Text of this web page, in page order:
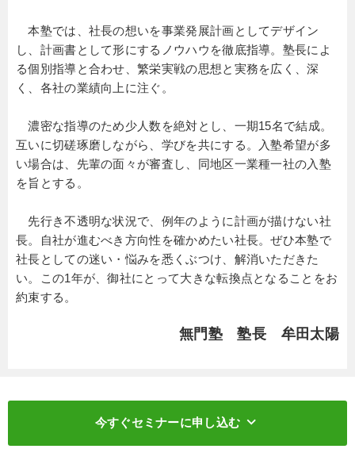
本塾では、社長の想いを事業発展計画としてデザイン
し、計画書として形にするノウハウを徹底指導。塾長によ
る個別指導と合わせ、繁栄実戦の思想と実務を広く、深
く、各社の業績向上に注ぐ。
濃密な指導のため少人数を絶対とし、一期15名で結成。
互いに切磋琢磨しながら、学びを共にする。入塾希望が多
い場合は、先輩の面々が審査し、同地区一業種一社の入塾
を旨とする。
先行き不透明な状況で、例年のように計画が描けない社
長。自社が進むべき方向性を確かめたい社長。ぜひ本塾で
社長としての迷い・悩みを悉くぶつけ、解消いただきた
い。この1年が、御社にとって大きな転換点となることをお
約束する。
無門塾 塾長 牟田太陽
今すぐセミナーに申し込む keyboard_arrow_down